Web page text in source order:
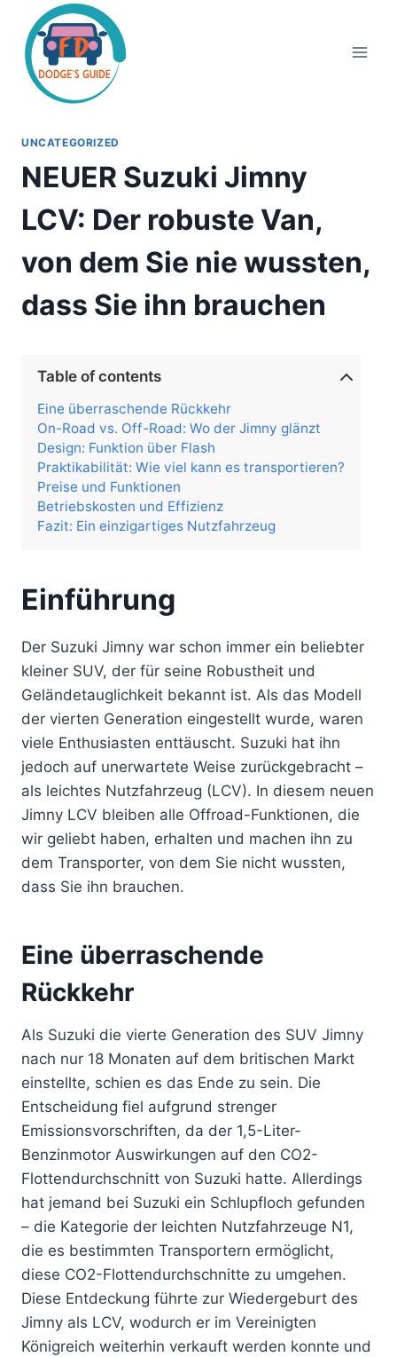
Inhalt
springen
UNCATEGORIZED
NEUER Suzuki Jimny
LCV: Der robuste Van,
von dem Sie nie wussten,
dass Sie ihn brauchen
Table of contents
Eine überraschende Rückkehr
On-Road vs. Off-Road: Wo der Jimny glänzt
Design: Funktion über Flash
Praktikabilität: Wie viel kann es transportieren?
Preise und Funktionen
Betriebskosten und Effizienz
Fazit: Ein einzigartiges Nutzfahrzeug
Einführung
Der Suzuki Jimny war schon immer ein beliebter
kleiner SUV, der für seine Robustheit und
Geländetauglichkeit bekannt ist. Als das Modell
der vierten Generation eingestellt wurde, waren
viele Enthusiasten enttäuscht. Suzuki hat ihn
jedoch auf unerwartete Weise zurückgebracht –
als leichtes Nutzfahrzeug (LCV). In diesem neuen
Jimny LCV bleiben alle Offroad-Funktionen, die
wir geliebt haben, erhalten und machen ihn zu
dem Transporter, von dem Sie nicht wussten,
dass Sie ihn brauchen.
Eine überraschende
Rückkehr
Als Suzuki die vierte Generation des SUV Jimny
nach nur 18 Monaten auf dem britischen Markt
einstellte, schien es das Ende zu sein. Die
Entscheidung fiel aufgrund strenger
Emissionsvorschriften, da der 1,5-Liter-
Benzinmotor Auswirkungen auf den CO2-
Flottendurchschnitt von Suzuki hatte. Allerdings
hat jemand bei Suzuki ein Schlupfloch gefunden
– die Kategorie der leichten Nutzfahrzeuge N1,
die es bestimmten Transportern ermöglicht,
diese CO2-Flottendurchschnitte zu umgehen.
Diese Entdeckung führte zur Wiedergeburt des
Jimny als LCV, wodurch er im Vereinigten
Königreich weiterhin verkauft werden konnte und